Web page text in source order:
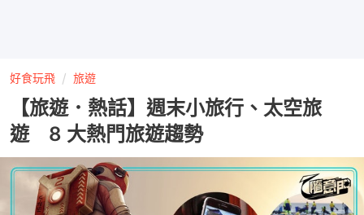
好食玩飛 旅遊
【旅遊．熱話】週末小旅行、太空旅
遊 8 大熱門旅遊趨勢